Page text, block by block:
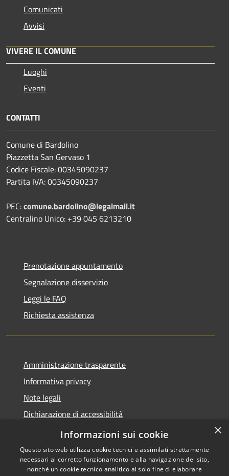
Comunicati
Avvisi
VIVERE IL COMUNE
Luoghi
Eventi
CONTATTI
Comune di Bardolino
Piazzetta San Gervaso 1
Codice Fiscale: 00345090237
Partita IVA: 00345090237
PEC:comune.bardolino@legalmail.it
Centralino Unico: +39 045 6213210
Prenotazione appuntamento
Segnalazione disservizio
Leggi le FAQ
Richiesta assistenza
Amministrazione trasparente
Informativa privacy
Note legali
Dichiarazione di accessibilità
Link app municipium
×
Informazioni sui cookie
Questo sito web utilizza cookie tecnici e assimilati strettamente
necessari al corretto funzionamento e alla navigazione del sito,
nonché un cookie tecnico analitico al solo fine di elaborare